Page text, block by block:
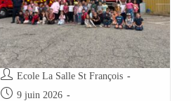
Ecole La Salle St François
9 juin 2026